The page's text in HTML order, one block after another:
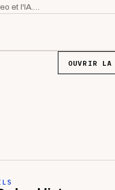
et l'IA.…
OUVRIR